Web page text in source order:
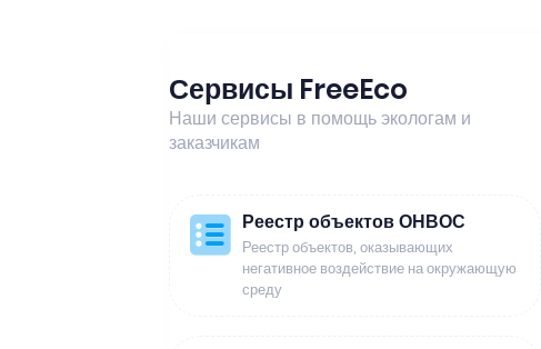
Сервисы FreeEco
Наши сервисы в помощь экологам и
заказчикам
Реестр объектов ОНВОС
Реестр объектов, оказывающих
негативное воздействие на окружающую
среду